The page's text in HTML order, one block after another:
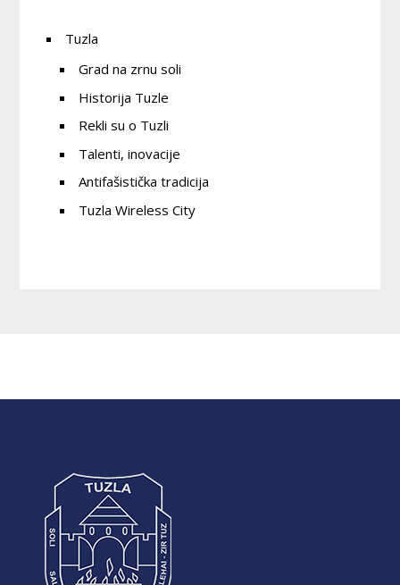
Tuzla
Grad na zrnu soli
Historija Tuzle
Rekli su o Tuzli
Talenti, inovacije
Antifašistička tradicija
Tuzla Wireless City